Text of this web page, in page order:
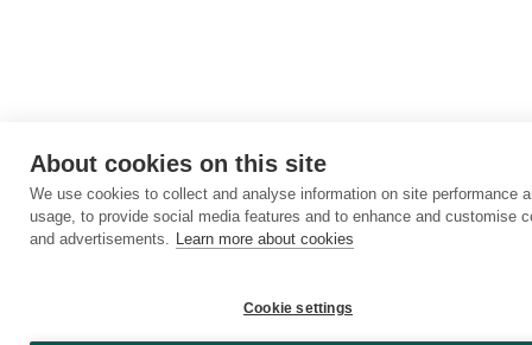
About cookies on this site
We use cookies to collect and analyse information on site performance
usage, to provide social media features and to enhance and customise
and advertisements. Learn more about cookies
Cookie settings